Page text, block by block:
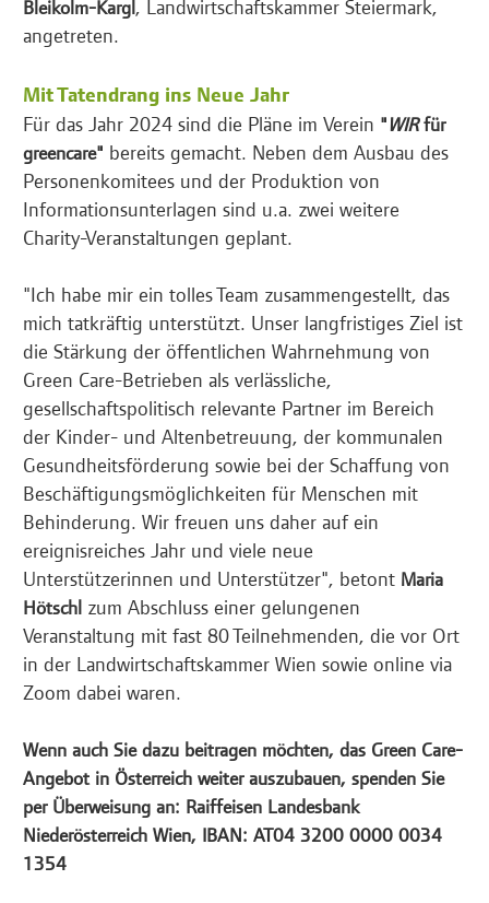
Bleikolm-Kargl , Landwirtschaftskammer Steiermark,
angetreten.
Mit Tatendrang ins Neue Jahr
Für das Jahr 2024 sind die Pläne im Verein "WIRfür
greencare" bereits gemacht. Neben dem Ausbau des
Personenkomitees und der Produktion von
Informationsunterlagen sind u.a. zwei weitere
Charity-Veranstaltungen geplant.
"Ich habe mir ein tolles Team zusammengestellt, das
mich tatkräftig unterstützt. Unser langfristiges Ziel ist
die Stärkung der öffentlichen Wahrnehmung von
Green Care-Betrieben als verlässliche,
gesellschaftspolitisch relevante Partner im Bereich
der Kinder- und Altenbetreuung, der kommunalen
Gesundheitsförderung sowie bei der Schaffung von
Beschäftigungsmöglichkeiten für Menschen mit
Behinderung. Wir freuen uns daher auf ein
ereignisreiches Jahr und viele neue
Unterstützerinnen und Unterstützer", betont Maria
Hötschl zum Abschluss einer gelungenen
Veranstaltung mit fast 80 Teilnehmenden, die vor Ort
in der Landwirtschaftskammer Wien sowie online via
Zoom dabei waren.
Wenn auch Sie dazu beitragen möchten, das Green Care-
Angebot in Österreich weiter auszubauen, spenden Sie
per Überweisung an: Raiffeisen Landesbank
Niederösterreich Wien, IBAN: AT04 3200 0000 0034
1354